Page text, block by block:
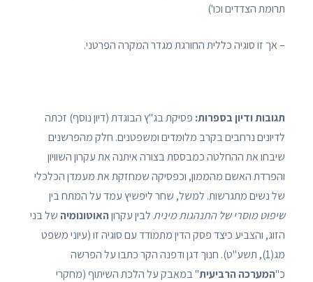
תרומת הצדדים וכו')
– אך זו סוגיה כללית החורגת מגדר המקרה הפרטני.
תגובות ודיון בספרות: פסיקת בג"ץ הבוגדת (דיון נוסף) זכתה
לדיונים נרחבים בקרב מלומדים ומשפטנים. חלק מהפרשנים
שיבחו את ההחלטה כמבססת בצורה איתנה את עקרון השוויון
והפרדת האשם מהממון, וכפסיקה שמחזקת את מעמדן הכלכלי
של נשים מתגרשות. למשל, שחר ליפשיץ עמד על המתח בין
שיפוט מוסרי של התנהגות מיניתלבין עקרוןהאוטונומיה של בני
הזוג, והצביע כיצד פסק הדין מתמודד עם סוגיה זו (עיוני משפט
מג(1), תשע"ט). חנוך דגן ודפנה הקר כתבו על הפרשה
כ"המערכה הרביעית" במאבק על הלכת השיתוף (מחקרי